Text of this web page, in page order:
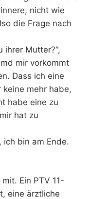
nicht wie
die Frage nach
ihrer Mutter?“,
mir vorkommt
Dass ich eine
keine mehr habe,
habe eine zu
hat zu
ich bin am Ende.
Ein PTV 11-
eine ärztliche